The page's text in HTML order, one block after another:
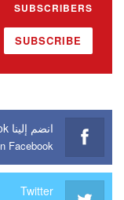
SUBSCRIBERS
SUBSCRIBE
انضم إلينا Facebook
Facebook
Twitter